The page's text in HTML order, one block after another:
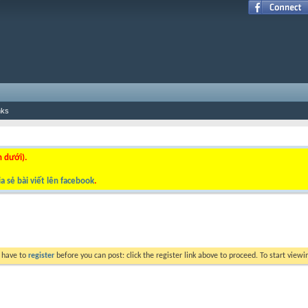
dưới).
sẻ bài viết lên facebook.
to register before you can post: click the register link above to proceed. To start